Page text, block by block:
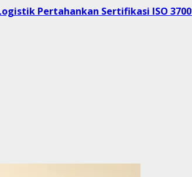
Pertahankan Sertifikasi ISO